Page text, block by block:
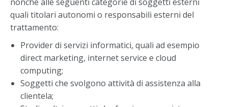
quali titolari autonomi o responsabili esterni del
trattamento:
Provider di servizi informatici, quali ad esempio
direct marketing, internet service e cloud
computing;
Soggetti che svolgono attività di assistenza alla
clientela;